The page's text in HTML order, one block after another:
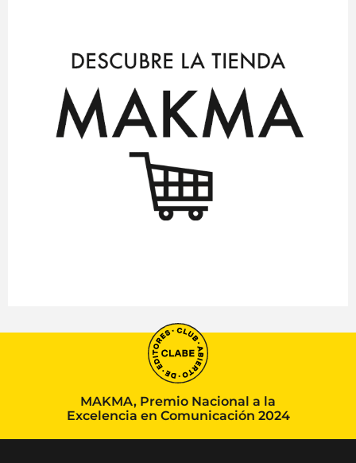
MAKMA, Premio Nacional a la
Excelencia en Comunicación 2024